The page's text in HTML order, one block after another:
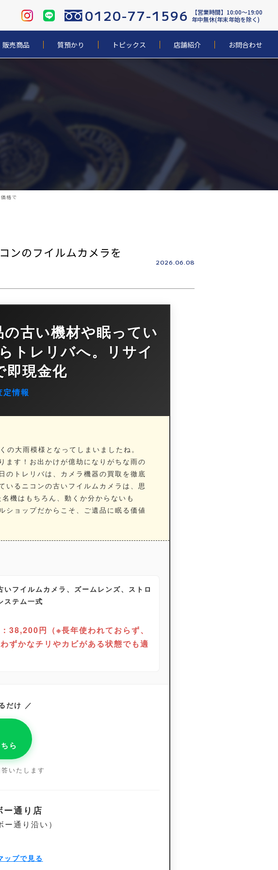
0120-77-1596
【営業時間】10:00〜19:00
年中無休(年末年始を除く)
販売商品 質預かり トピックス 店舗紹介 お問合わせ
格で
ンのフイルムカメラを
2026.06.08
の古い機材や眠ってい
トレリバへ。リサイ
即現金化
情報
大雨模様となってしまいましたね。
ます！お出かけが億劫になりがちな雨の
トレリバは、 カメラ 機器の買取を徹底
いる ニコンの古いフイルムカメラ は、思
機はもちろん、動くか分からないも
ショップだからこそ、ご遺品に眠る価値
いフイルムカメラ、ズームレンズ、ストロ
ステム一式
38,200円（※長年使われておらず、
ずかなチリやカビがある状態でも適
だけ ／
ら
いたします
通り店
通り沿い）
プで見る